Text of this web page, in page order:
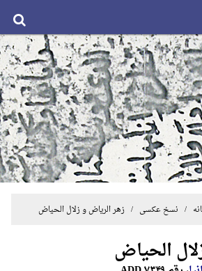
/ نسخ عکسی / زهر الریاض و زلال الحیاض
الحیاض